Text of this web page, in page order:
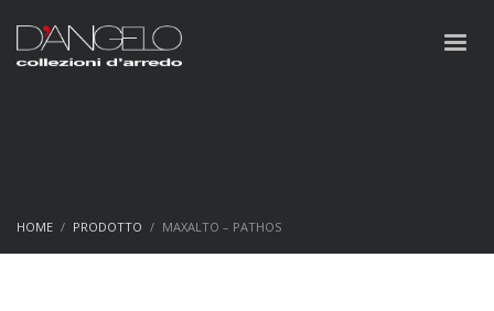
HOME PRODOTTO MAXALTO – PATHOS